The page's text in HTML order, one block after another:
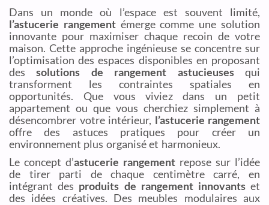
Dans un monde où l’espace est souvent limité,
l’astucerie rangementémerge comme une solution
innovante pour maximiser chaque recoin de votre
maison. Cette approche ingénieuse se concentre sur
l’optimisation des espaces disponibles en proposant
dessolutions de rangement astucieusesqui
transforment les contraintes spatiales en
opportunités. Que vous viviez dans un petit
appartement ou que vous cherchiez simplement à
désencombrer votre intérieur, l’astucerie rangement
offre des astuces pratiques pour créer un
environnement plus organisé et harmonieux.
Le concept d’astucerie rangement repose sur l’idée
de tirer parti de chaque centimètre carré, en
intégrant des produits de rangement innovantset
des idées créatives. Des meubles modulaires aux